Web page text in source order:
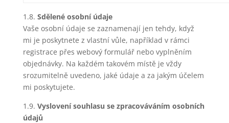
1.8. Sdělené osobní údaje
Vaše osobní údaje se zaznamenají jen tehdy, když
mi je poskytnete z vlastní vůle, například v rámci
registrace přes webový formulář nebo vyplněním
objednávky. Na každém takovém místě je vždy
srozumitelně uvedeno, jaké údaje a za jakým účelem
mi poskytujete.
1.9. Vyslovení souhlasu se zpracováváním osobních
údajů